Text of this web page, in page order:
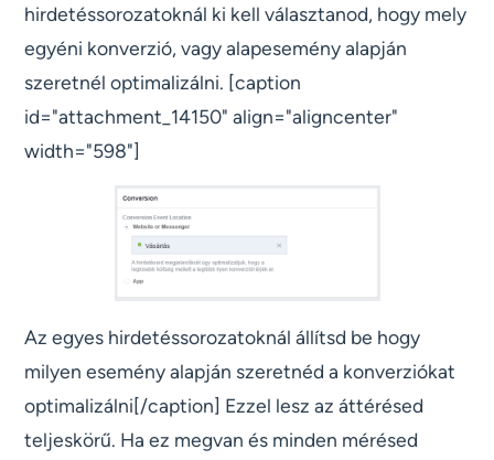
hirdetéssorozatoknál ki kell választanod, hogy mely
egyéni konverzió, vagy alapesemény alapján
szeretnél optimalizálni. [caption
id="attachment_14150" align="aligncenter"
width="598"]
Az egyes hirdetéssorozatoknál állítsd be hogy
milyen esemény alapján szeretnéd a konverziókat
optimalizálni[/caption] Ezzel lesz az áttérésed
teljeskörű. Ha ez megvan és minden mérésed